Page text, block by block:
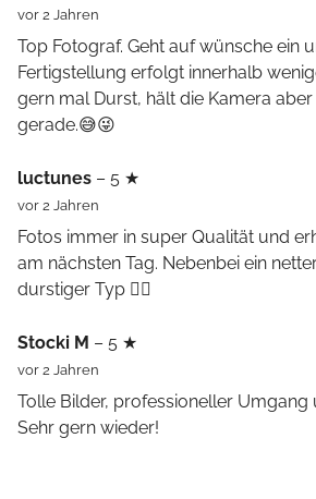
vor 2 Jahren
Top Fotograf. Geht auf wünsche ein
Fertigstellung erfolgt innerhalb
gern mal Durst, hält die Kamera
gerade.😅😜
luctunes – 5 ★
vor 2 Jahren
Fotos immer in super Qualität und
am nächsten Tag. Nebenbei ein
durstiger Typ 👍🏻
Stocki M – 5 ★
vor 2 Jahren
Tolle Bilder, professioneller Umgang
Sehr gern wieder!